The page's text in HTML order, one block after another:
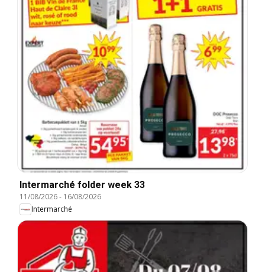
Intermarché folder week 33
11/08/2026- 16/08/2026
Intermarché